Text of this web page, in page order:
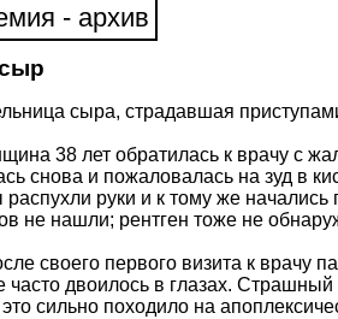
- архив
сыра, страдавшая
38 лет обратилась к врачу с
снова и пожаловалась на зуд в
руки и к тому же
не нашли; рентген тоже не
своего первого визита к
двоилось в глазах.
сильно походило на